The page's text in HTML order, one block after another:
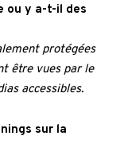
ou y a-t-il des
protégées
être vues par le
accessibles.
sur la